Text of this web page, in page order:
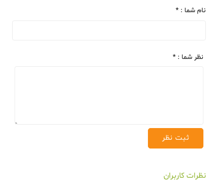
نام شما : *
نظر شما : *
نظرات کاربران